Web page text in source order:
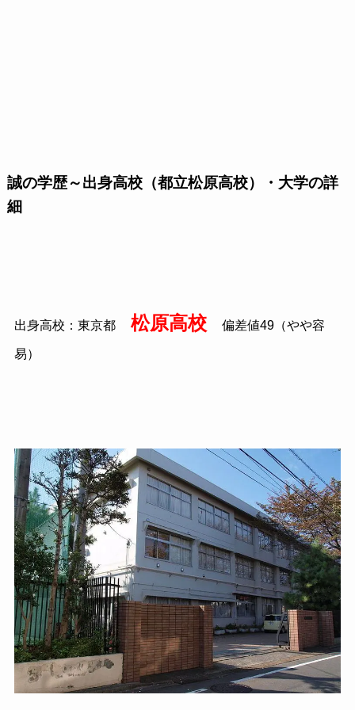
誠の学歴～出身高校（都立松原高校）・大学の詳
細
出身高校：東京都 松原高校 偏差値49（やや容
易）